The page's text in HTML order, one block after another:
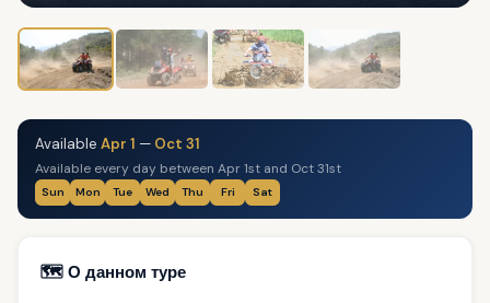
Available Apr 1 — Oct 31
Available every day between Apr 1st and Oct 31st
Sun Mon Tue Wed Thu Fri Sat
🗺️ О данном туре